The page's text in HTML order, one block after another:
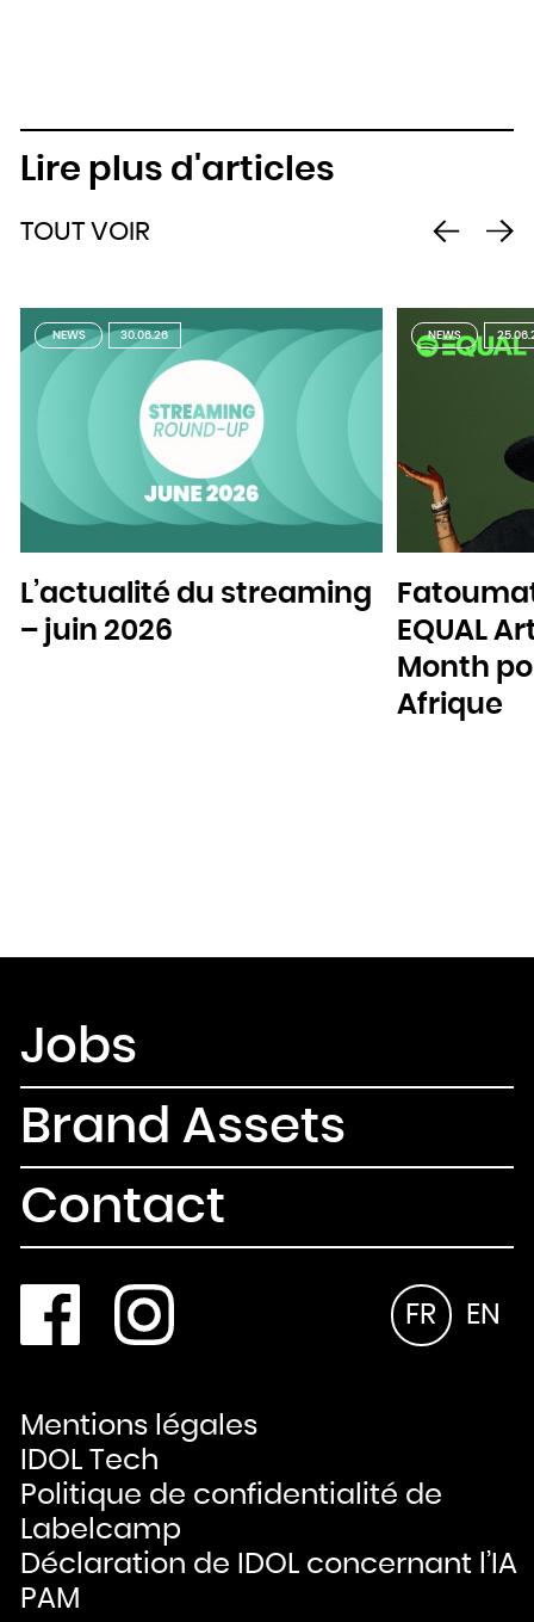
Lire plus d'articles
TOUT VOIR
NEWS 30.06.26
L’actualité du streaming
– juin 2026
NEWS
EQUAL
Month
Afrique
Jobs
Brand Assets
Contact
FR EN
Mentions légales
IDOL Tech
Politique de confidentialité de
Labelcamp
Déclaration de IDOL concernant l’IA
PAM